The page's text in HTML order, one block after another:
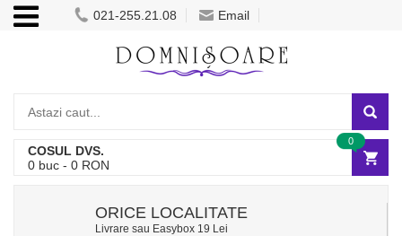
021-255.21.08 Email
COSUL DVS.
0 buc - 0 RON
0
ORICE LOCALITATE
Livrare sau Easybox 19 Lei